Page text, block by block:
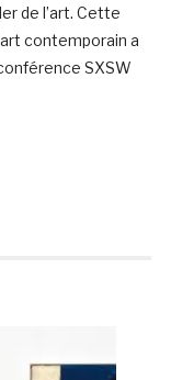
de l’art. Cette
contemporain a
SXSW